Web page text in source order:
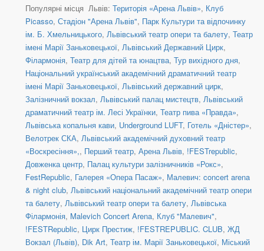
Популярні місця Львів: Територія «Арена Львів», Клуб
Picasso, Стадіон "Арена Львів", Парк Культури та відпочинку
ім. Б. Хмельницького, Львівський театр опери та балету, Театр
імені Марії Заньковецької, Львівський Державний Цирк,
Філармонія, Театр для дітей та юнацтва, Тур вихідного дня,
Національний український академічний драматичний театр
імені Марії Заньковецької, Львівський державний цирк,
Залізничний вокзал, Львівський палац мистецтв, Львівський
драматичний театр ім. Лесі Українки, Театр пива «Правда»,
Львівська копальня кави, Underground LUFT, Готель «Дністер»,
Велотрек СКА, Львівський академічний духовний театр
«Воскресіння»,, Перший театр, Арена Львів, !FESTrepublic,
Довженка центр, Палац культури залізничників «Рокс»,
FestRepublic, Галерея «Опера Пасаж», Малевич: concert arena
& night club, Львівський національний академічний театр опери
та балету, Львівський театр опери та балету, Львівська
Філармонія, Malevich Concert Arena, Клуб "Малевич",
!FESTRepublic, Цирк Престиж, !FESTREPUBLIC. CLUB, ЖД
Вокзал (Львів), Dik Art, Театр ім. Марії Заньковецької, Міський